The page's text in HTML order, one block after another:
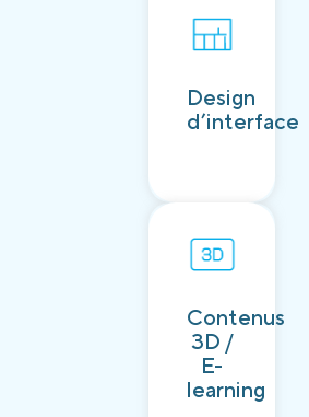
Design
d’interface
Contenus
3D /
E-
learning
Découvrir